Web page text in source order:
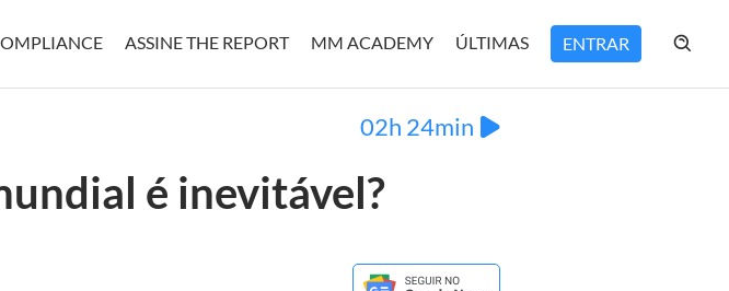
ASSINE THE REPORT MM ACADEMY ÚLTIMAS ENTRAR
02h 24min
é inevitável?